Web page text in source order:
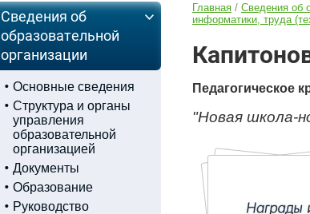
Сведения об
образовательной
организации
Основные сведения
Структура и органы
управления
образовательной
организацией
Документы
Образование
Руководство
Главная / Сведения об
информатики, труда
Педагогическое
"Новая школа-